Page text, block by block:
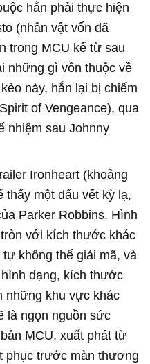
hắn phải thực hiện
(nhân vật vốn đã
trong MCU kể từ sau
những gì vốn thuộc về
này, hắn lại bị chiếm
of Vengeance), qua
nhiệm sau Johnny
Ironheart (khoảng
thấy một dấu vết kỳ lạ,
Parker Robbins. Hình
với kích thước khác
không thể giải mã, và
dạng, kích thước
những khu vực khác
là ngọn nguồn sức
MCU, xuất phát từ
phục trước màn thương